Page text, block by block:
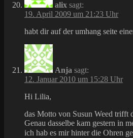
alix sagt:
19. April 2009 um 21:23 Uhr
habt dir auf der umhang seite
Anja sagt:
12. Januar 2010 um 15:28 Uhr
Hi Lilia,
das Motto von Susun Weed trifft
Genau dasselbe kam gestern in
ich hab es mir hinter die Ohren